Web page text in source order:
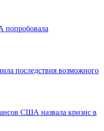
последствия возможного
США назвала кризис в